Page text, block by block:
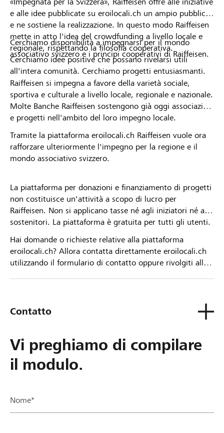
e alle idee pubblicate su eroilocali.ch un ampio pubblico
e ne sostiene la realizzazione. In questo modo Raiffeisen
mette in atto l'idea del crowdfunding a livello locale e
regionale, rispettando la filosofia cooperativa.
Cerchiamo idee positive che possano rivelarsi utili
all'intera comunità. Cerchiamo progetti entusiasmanti.
Cerchiamo disponibilità a impegnarsi per il mondo
associativo svizzero e i principi cooperativi di Raiffeisen.
Raiffeisen si impegna a favore della varietà sociale,
sportiva e culturale a livello locale, regionale e nazionale.
Molte Banche Raiffeisen sostengono già oggi associazioni
e progetti nell'ambito del loro impegno locale.
Tramite la piattaforma eroilocali.ch Raiffeisen vuole ora
rafforzare ulteriormente l'impegno per la regione e il
mondo associativo svizzero.
La piattaforma per donazioni e finanziamento di progetti
non costituisce un'attività a scopo di lucro per
Raiffeisen. Non si applicano tasse né agli iniziatori né ai
sostenitori. La piattaforma è gratuita per tutti gli utenti.
Hai domande o richieste relative alla piattaforma
eroilocali.ch? Allora contatta direttamente eroilocali.ch
utilizzando il formulario di contatto oppure rivolgiti alla
Contatto
Vi preghiamo di compilare
il modulo.
Nome*